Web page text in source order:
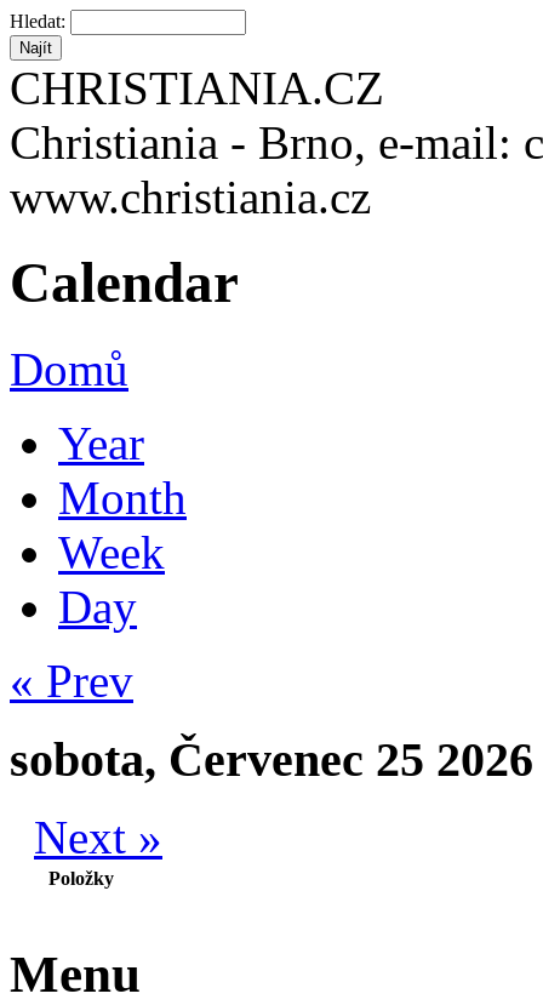
Hledat:
CHRISTIANIA.CZ
Christiania - Brno, e-mail:
www.christiania.cz
Calendar
Domů
Year
Month
Week
Day
« Prev
sobota, Červenec 25 2026
Next »
Položky
Menu